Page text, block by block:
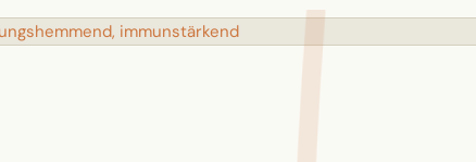
immunstärkend